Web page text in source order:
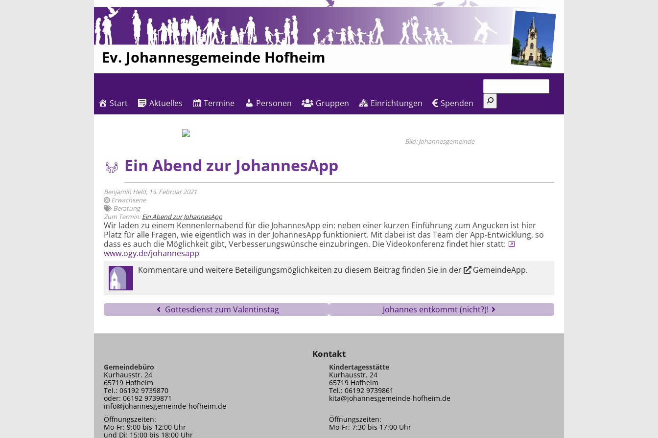
Ev. Johannesgemeinde Hofheim
Start Aktuelles Termine Personen Gruppen Einrichtungen Spenden
Suchen
Johannesgemeinde
Ein Abend zur JohannesApp
Benjamin Held, 15. Februar 2021
Erwachsene
Beratung
Zum Termin:Ein Abend zur JohannesApp
Wir laden zu einem Kennenlernabend für die JohannesApp ein: neben einer kurzen Einführung zum Angucken ist hier
Platz für alle Fragen, wie eigentlich was in der JohannesApp funktioniert. Mit dabei ist das Team der App-Entwicklung, so
dass es auch die Möglichkeit gibt, Verbesserungswünsche einzubringen. Die Videokonferenz findet hier statt:
www.ogy.de/johannesapp
Kommentare und weitere Beteiligungsmöglichkeiten zu diesem Beitrag finden Sie in der
GemeindeApp.
Gottesdienst zum Valentinstag Johannes entkommt (nicht?)!
Kontakt
Gemeindebüro
Kurhausstr. 24
65719 Hofheim
Tel.: 06192 9739870
oder: 06192 9739871
info@johannesgemeinde-hofheim.de
Öffnungszeiten:
Mo-Fr: 9:00 bis 12:00 Uhr
und Di: 15:00 bis 18:00 Uhr
Kindertagesstätte
Kurhausstr. 24
65719 Hofheim
Tel.: 06192 9739861
kita@johannesgemeinde-hofheim.de
Öffnungszeiten:
Mo-Fr: 7:30 bis 17:00 Uhr